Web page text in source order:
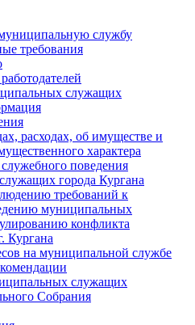
службу
требования
служащих
расходах, об имуществе и
характера
поведения
города Кургана
требований к
муниципальных
конфликта
Кургана
на муниципальной службе
служащих
Cобрания